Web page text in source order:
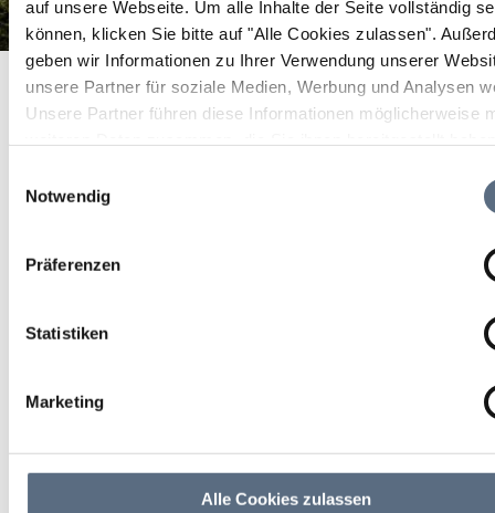
auf unsere Webseite. Um alle Inhalte der Seite vollständig
können, klicken Sie bitte auf "Alle Cookies zulassen".
geben wir Informationen zu Ihrer Verwendung unserer
unsere Partner für soziale Medien, Werbung und Analysen
Unsere Partner führen diese Informationen möglicherweise
Notwendig
Präferenzen
Statistiken
Marketing
Alle Cookies zulassen
Besinnliche Stunde mit Lesung der Heiligen Nacht von
Ludwig Thoma
Startseite
Besinnliche Stunde mit Lesung der Heiligen Nacht von Ludwig
Thoma
Besinnliche Stunde mit
Lesung der Heiligen
Nacht von Ludwig Thoma
Benediktbeuern